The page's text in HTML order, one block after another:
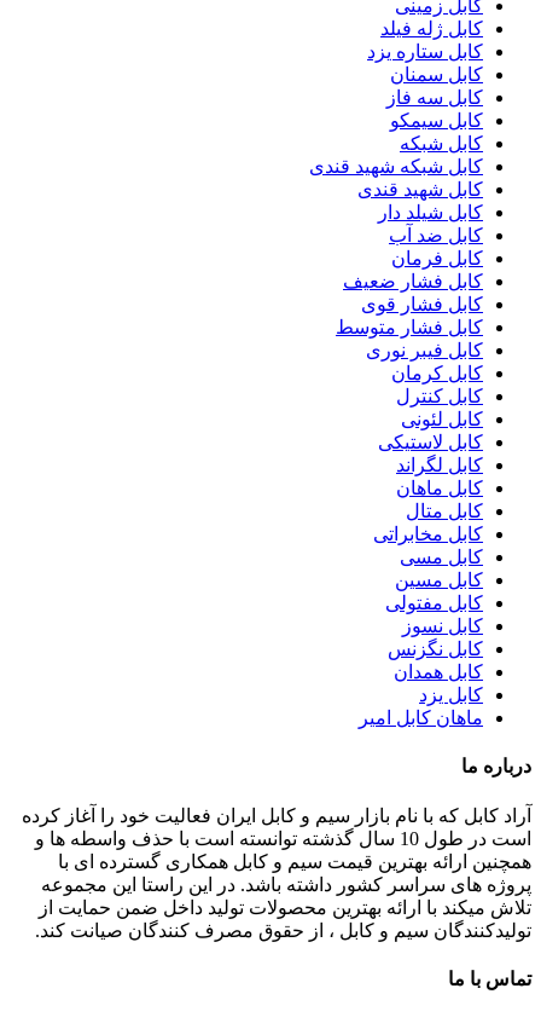
کابل زمینی
کابل ژله فیلد
کابل ستاره یزد
کابل سمنان
کابل سه فاز
کابل سیمکو
کابل شبکه
کابل شبکه شهید قندی
کابل شهید قندی
کابل شیلد دار
کابل ضد آب
کابل فرمان
کابل فشار ضعیف
کابل فشار قوی
کابل فشار متوسط
کابل فیبر نوری
کابل کرمان
کابل کنترل
کابل لئونی
کابل لاستیکی
کابل لگراند
کابل ماهان
کابل متال
کابل مخابراتی
کابل مسی
کابل مسین
کابل مفتولی
کابل نسوز
کابل نگزنس
کابل همدان
کابل یزد
ماهان کابل امیر
درباره ما
آراد کابل که با نام بازار سیم و کابل ایران فعالیت خود را آغاز کرده
است در طول 10 سال گذشته توانسته است با حذف واسطه ها و
همچنین ارائه بهترین قیمت سیم و کابل همکاری گسترده ای با
پروژه های سراسر کشور داشته باشد. در این راستا این مجموعه
تلاش میکند با ارائه بهترین محصولات تولید داخل ضمن حمایت از
تولیدکنندگان سیم و کابل ، از حقوق مصرف کنندگان صیانت کند.
تماس با ما